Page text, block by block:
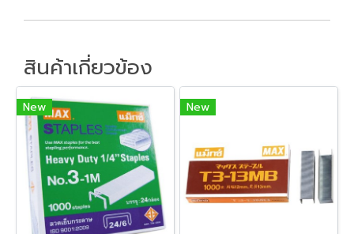
สินค้าเกี่ยวข้อง
New New